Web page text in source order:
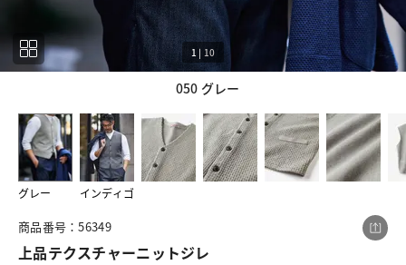
050 グレー
1 | 10
グレー インディゴ
10
商品番号：56349
上品テクスチャーニットジレ
この商品をシェアする
上品テクスチャーニットジレ